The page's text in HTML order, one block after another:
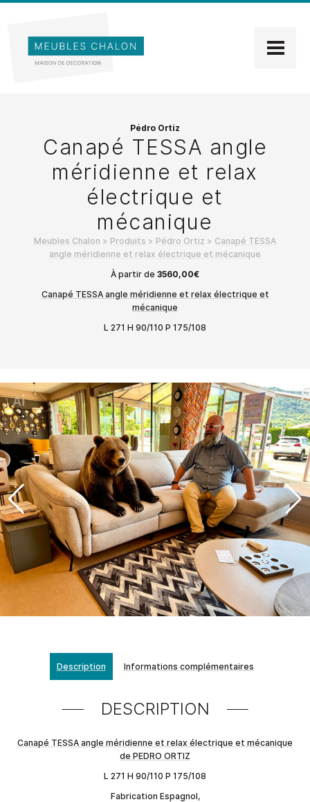
Pédro Ortiz
Canapé TESSA angle
méridienne et relax
électrique et
mécanique
Meubles Chalon > Produits > Pédro Ortiz > Canapé TESSA
angle méridienne et relax électrique et mécanique
À partir de 3560,00€
Canapé TESSA angle méridienne et relax électrique et
mécanique
L 271 H 90/110 P 175/108
Description Informations complémentaires
DESCRIPTION
Canapé TESSA angle méridienne et relax électrique et mécanique
de PEDRO ORTIZ
L 271 H 90/110 P 175/108
Fabrication Espagnol,